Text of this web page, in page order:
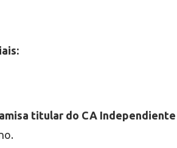
titular do CA Independiente